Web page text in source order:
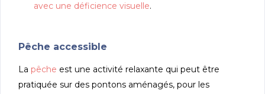
avec une déficience visuelle.
Pêche accessible
La pêche est une activité relaxante qui peut être
pratiquée sur des pontons aménagés, pour les